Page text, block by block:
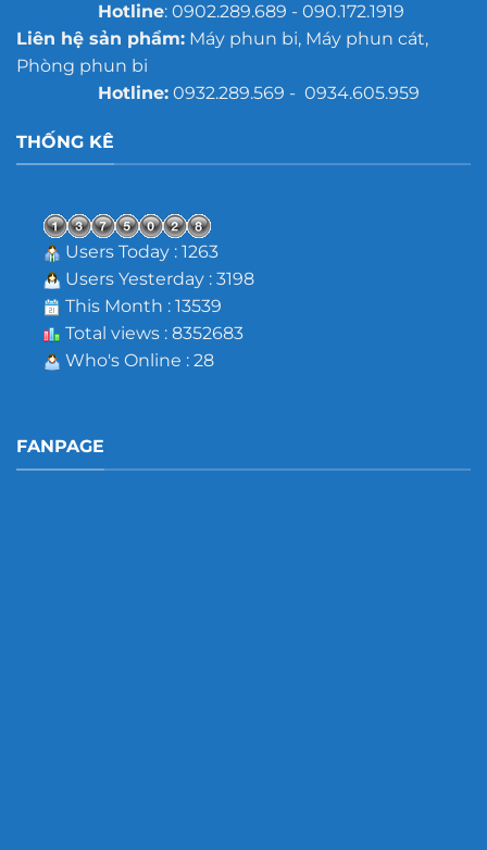
Hotline: 0902.289.689 - 090.172.1919
Liên hệ sản phẩm:Máy phun bi, Máy phun cát,
Phòng phun bi
Hotline:0932.289.569 - 0934.605.959
THỐNG KÊ
Users Today : 1263
Users Yesterday : 3198
This Month : 13539
Total views : 8352683
Who's Online : 28
FANPAGE